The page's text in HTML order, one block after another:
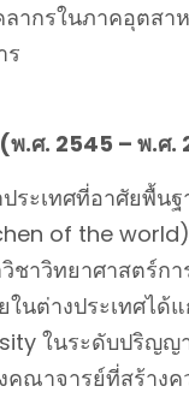
ากรในภาคอุตสา
ร
พ.ศ. 2545 – พ.ศ.
ระเทศที่อาศัยพื้นฐ
of the
ชาวิทยาศาสตร์ก
นต่างประเทศได้
ในระดับปริญญ
คณาจารย์ที่สร้าง